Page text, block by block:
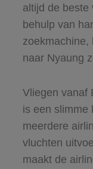
altijd de beste
behulp van
zoekmachine,
naar Nyaung
Vliegen vanaf
is een slimme
meerdere
vluchten
maakt de